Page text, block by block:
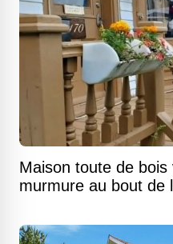
Maison toute de
murmure au bout de